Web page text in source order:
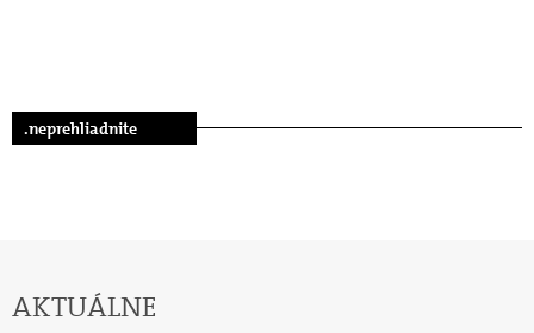
.neprehliadnite
AKTUÁLNE